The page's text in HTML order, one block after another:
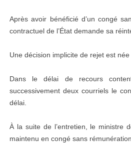
Après avoir bénéficié d’un congé
contractuel de l’État demande sa
Une décision implicite de rejet est
Dans le délai de recours
successivement deux courriels le
délai.
À la suite de l’entretien, le ministre
maintenu en congé sans rémunération.